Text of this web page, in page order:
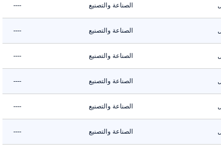
الصناعة والتصنيع ----
الصناعة والتصنيع ----
الصناعة والتصنيع ----
الصناعة والتصنيع ----
الصناعة والتصنيع ----
الصناعة والتصنيع ----